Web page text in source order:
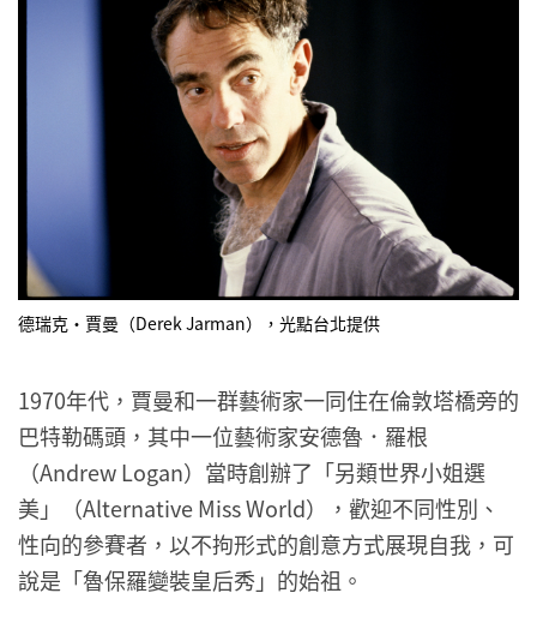
德瑞克・賈曼（Derek Jarman），光點台北提供
1970年代，賈曼和一群藝術家一同住在倫敦塔橋旁的
巴特勒碼頭，其中一位藝術家安德魯．羅根
（Andrew Logan）當時創辦了「另類世界小姐選
美」（Alternative Miss World），歡迎不同性別、
性向的參賽者，以不拘形式的創意方式展現自我，可
說是「魯保羅變裝皇后秀」的始祖。